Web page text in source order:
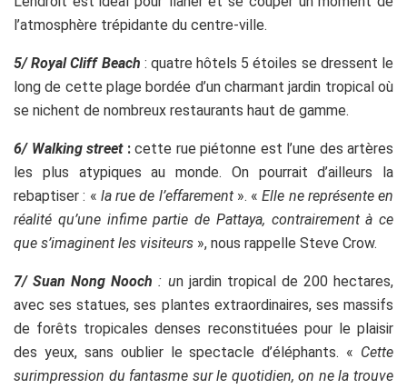
l’atmosphère trépidante du centre-ville.
5/ Royal Cliff Beach : quatre hôtels 5 étoiles se dressent le
long de cette plage bordée d’un charmant jardin tropical où
se nichent de nombreux restaurants haut de gamme.
6/ Walking street:cette rue piétonne est l’une des artères
les plus atypiques au monde. On pourrait d’ailleurs la
rebaptiser : « la rue de l’effarement». «Elle ne représente en
réalité qu’une infime partie de Pattaya, contrairement à ce
que s’imaginent les visiteurs », nous rappelle Steve Crow.
7/ Suan Nong Nooch : un jardin tropical de 200 hectares,
avec ses statues, ses plantes extraordinaires, ses massifs
de forêts tropicales denses reconstituées pour le plaisir
des yeux, sans oublier le spectacle d’éléphants. « Cette
surimpression du fantasme sur le quotidien, on ne la trouve